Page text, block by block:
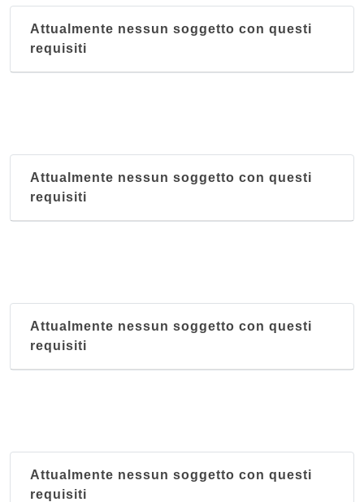
Attualmente nessun soggetto con questi
requisiti
Attualmente nessun soggetto con questi
requisiti
Attualmente nessun soggetto con questi
requisiti
Attualmente nessun soggetto con questi
requisiti